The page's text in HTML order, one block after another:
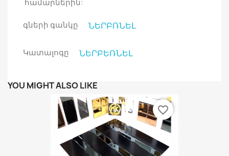
համարներին:
գների գանկը ՆԵՐԲՌՆԵԼ
Կատալոգը ՆԵՐԲԵՌՆԵԼ
YOU MIGHT ALSO LIKE
favorite_border